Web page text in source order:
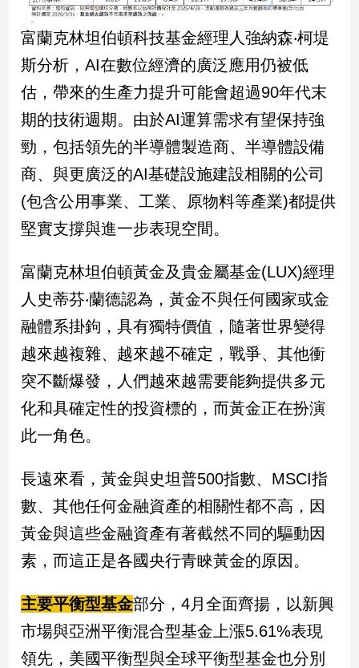
樂
娛
樂
聞
流
行/
時
尚
追
星
生
活
建
築/
室
內
計
旅
美
食
星
座/
理
費
健
康/
親
富蘭克林坦伯頓科技基金經理人強納森‧柯堤
斯分析，AI在數位經濟的廣泛應用仍被低
估，帶來的生產力提升可能會超過90年代末
期的技術週期。由於AI運算需求有望保持強
勁，包括領先的半導體製造商、半導體設備
商、與更廣泛的AI基礎設施建設相關的公司
(包含公用事業、工業、原物料等產業)都提供
堅實支撐與進一步表現空間。
富蘭克林坦伯頓黃金及貴金屬基金(LUX)經理
人史蒂芬‧蘭德認為，黃金不與任何國家或金
融體系掛鉤，具有獨特價值，隨著世界變得
越來越複雜、越來越不確定，戰爭、其他衝
突不斷爆發，人們越來越需要能夠提供多元
化和具確定性的投資標的，而黃金正在扮演
此一角色。
長遠來看，黃金與史坦普500指數、MSCI指
數、其他任何金融資產的相關性都不高，因
黃金與這些金融資產有著截然不同的驅動因
素，而這正是各國央行青睞黃金的原因。
主要平衡型基金部分，4月全面齊揚，以新興
市場與亞洲平衡混合型基金上漲5.61%表現
領先，美國平衡型與全球平衡型基金也分別